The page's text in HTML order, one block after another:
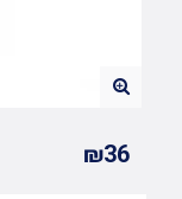
₪36